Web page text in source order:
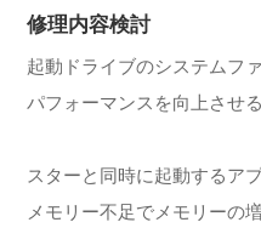
修理内容検討
起動ドライブのシステムフ
パフォーマンスを向上させ
スターと同時に起動するア
メモリー不足でメモリーの